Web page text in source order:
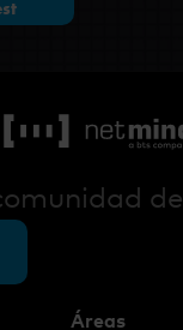
de
Áreas